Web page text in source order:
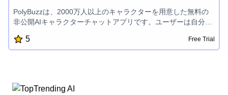
PolyBuzzは、2000万人以上のキャラクターを用意した無料の
非公開AIキャラクターチャットアプリです。ユーザーは自分の
た、NSFW(アダルトコンテンツ)フィルターがなく、プライベ
ートで機密性の高いチャット体験を楽しめる、独特でエンゲー
5 Free Trial